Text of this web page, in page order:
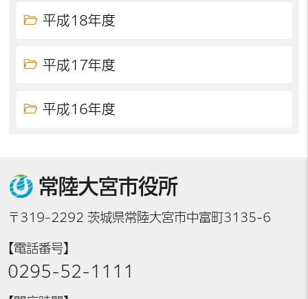
平成18年度
平成17年度
平成16年度
常陸大宮市役所
〒319-2292 茨城県常陸大宮市中富町3135-6
【電話番号】
0295-52-1111